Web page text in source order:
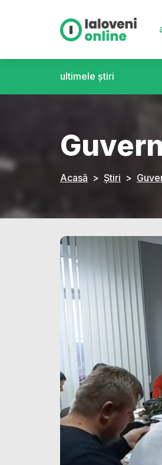
ultimele știri
Acasă Știri